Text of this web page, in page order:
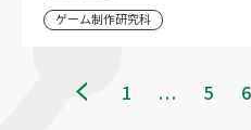
ゲーム制作研究科
1 ... 5 6